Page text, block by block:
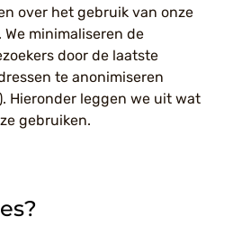
over het gebruik van onze
minimaliseren de
door de laatste
te anonimiseren
Hieronder leggen we uit wat
gebruiken.
cookies?